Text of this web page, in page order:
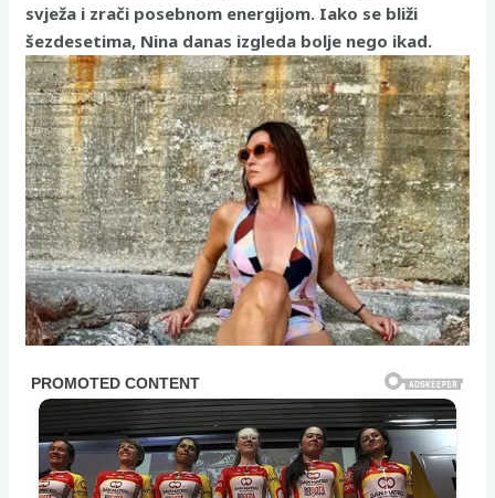
svježa i zrači posebnom energijom. Iako se bliži
šezdesetima, Nina danas izgleda bolje nego ikad.